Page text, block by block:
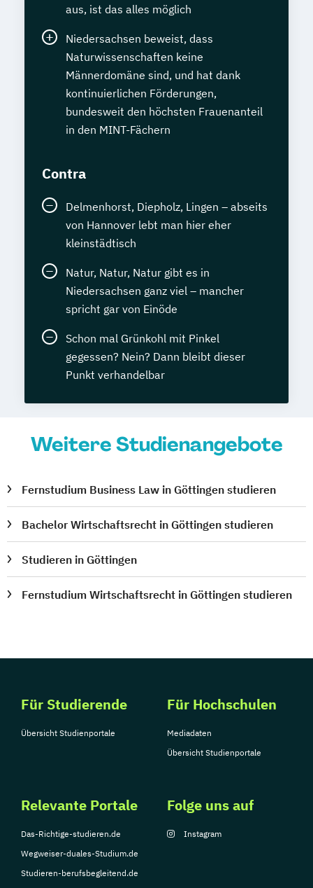
aus, ist das alles möglich
Niedersachsen beweist, dass
Naturwissenschaften keine
Männerdomäne sind, und hat dank
kontinuierlichen Förderungen,
bundesweit den höchsten Frauenanteil
in den MINT-Fächern
Contra
Delmenhorst, Diepholz, Lingen – abseits
von Hannover lebt man hier eher
kleinstädtisch
Natur, Natur, Natur gibt es in
Niedersachsen ganz viel – mancher
spricht gar von Einöde
Schon mal Grünkohl mit Pinkel
gegessen? Nein? Dann bleibt dieser
Punkt verhandelbar
Weitere Studienangebote
Fernstudium Business Law in Göttingen studieren
Bachelor Wirtschaftsrecht in Göttingen studieren
Studieren in Göttingen
Fernstudium Wirtschaftsrecht in Göttingen studieren
Für Studierende
Übersicht Studienportale
Für Hochschulen
Mediadaten
Übersicht Studienportale
Relevante Portale
Das-Richtige-studieren.de
Wegweiser-duales-Studium.de
Studieren-berufsbegleitend.de
Folge uns auf
Instagram